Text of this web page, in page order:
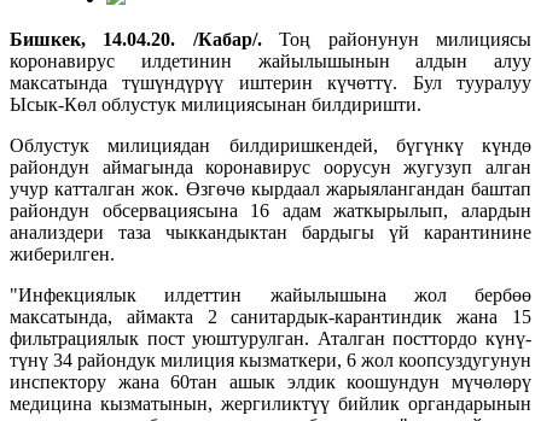
Бишкек, 14.04.20. /Кабар/.Тоң районунун милициясы
коронавирус илдетинин жайылышынын алдын алуу
максатында түшүндүрүү иштерин күчөттү. Бул тууралуу
Ысык-Көл облустук милициясынан билдиришти.
Облустук милициядан билдиришкендей, бүгүнкү күндө
райондун аймагында коронавирус оорусун жугузуп алган
учур катталган жок. Өзгөчө кырдаал жарыялангандан баштап
райондун обсервациясына 16 адам жаткырылып, алардын
анализдери таза чыккандыктан бардыгы үй карантинине
жиберилген.
"Инфекциялык илдеттин жайылышына жол бербөө
максатында, аймакта 2 санитардык-карантиндик жана 15
фильтрациялык пост уюштурулган. Аталган посттордо күнү-
түнү 34 райондук милиция кызматкери, 6 жол коопсуздугунун
инспектору жана 60тан ашык элдик коошундун мүчөлөрү
медицина кызматынын, жергиликтүү бийлик органдарынын